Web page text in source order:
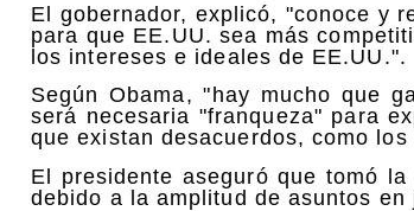
El gobernador, explicó, "conoce y
para que EE.UU. sea más
los intereses e ideales de EE.UU.".
Según Obama, "hay mucho que
será necesaria "franqueza" para
que existan desacuerdos, como
El presidente aseguró que tomó
debido a la amplitud de asuntos